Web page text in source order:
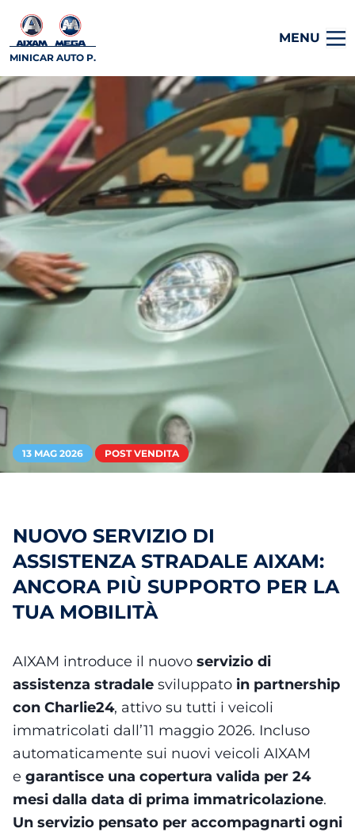
MINICAR AUTO P.
MENU
13 MAG 2026 POST VENDITA
NUOVO SERVIZIO DI
ASSISTENZA STRADALE AIXAM:
ANCORA PIÙ SUPPORTO PER LA
TUA MOBILITÀ
AIXAM introduce il nuovo servizio di
assistenza stradale sviluppato in partnership
con Charlie24, attivo su tutti i veicoli
immatricolati dall’11 maggio 2026. Incluso
automaticamente sui nuovi veicoli AIXAM
e garantisce una copertura valida per 24
mesi dalla data di prima immatricolazione.
Un servizio pensato per accompagnarti ogni